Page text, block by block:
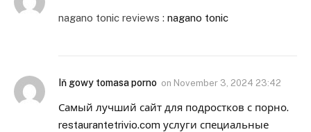
nagano tonic reviews : nagano tonic
Iň gowy tomasa porno on November 3, 2024 23:42
Самый лучший сайт для подростков с порно.
restaurantetrivio.com услуги специальные